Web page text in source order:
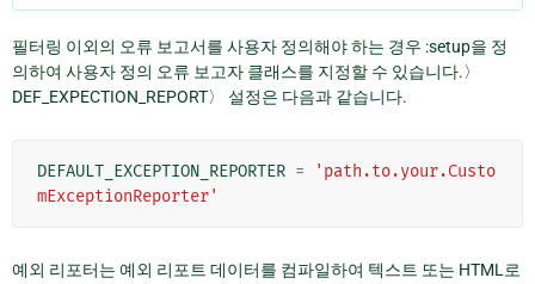
필터링 이외의 오류 보고서를 사용자 정의해야 하는 경우 :setup을 정
의하여 사용자 정의 오류 보고자 클래스를 지정할 수 있습니다.〉
DEF_EXPECTION_REPORT〉 설정은 다음과 같습니다.
DEFAULT_EXCEPTION_REPORTER =
'path.to.your.Custo
mExceptionReporter'
예외 리포터는 예외 리포트 데이터를 컴파일하여 텍스트 또는 HTML로